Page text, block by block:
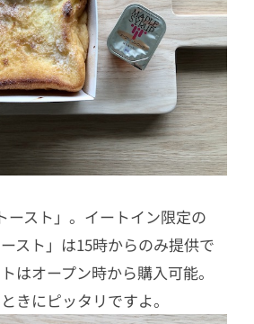
ースト」。イートイン限定の
スト」は15時からのみ提供で
はオープン時から購入可能。
きにピッタリですよ。